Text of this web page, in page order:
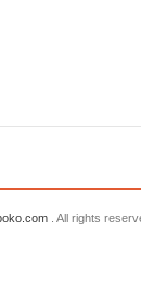
. All rights